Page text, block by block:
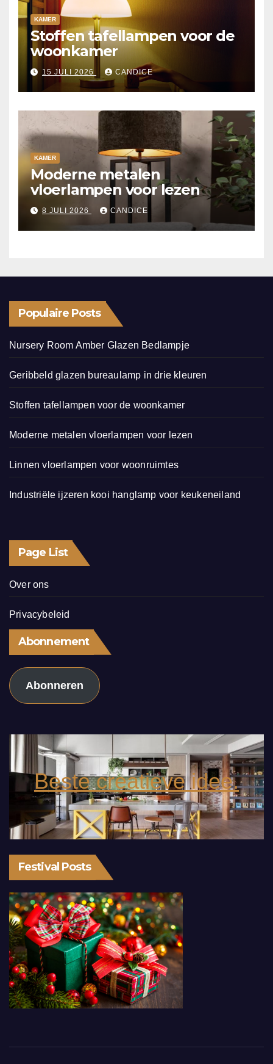
KAMER
Stoffen tafellampen voor de
woonkamer
15 JULI 2026 CANDICE
KAMER
Moderne metalen
vloerlampen voor lezen
8 JULI 2026 CANDICE
Populaire Posts
Nursery Room Amber Glazen Bedlampje
Geribbeld glazen bureaulamp in drie kleuren
Stoffen tafellampen voor de woonkamer
Moderne metalen vloerlampen voor lezen
Linnen vloerlampen voor woonruimtes
Industriële ijzeren kooi hanglamp voor keukeneiland
Page List
Over ons
Privacybeleid
Abonnement
Abonneren
Beste creatieve idee.
Festival Posts